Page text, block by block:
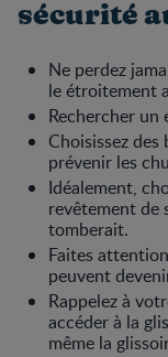
sécurité
Ne perdez
le étroitement
Rechercher un
Choisissez
prévenir les
Idéalement,
revêtement
tomberait.
Faites
peuvent
Rappelez à
accéder à la
même la